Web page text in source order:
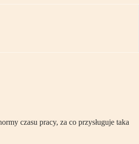
czasu pracy, za co przysługuje taka